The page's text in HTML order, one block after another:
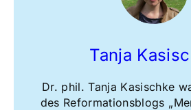
Tanja
Dr. phil. Tanja Kasischke
des Reformationsblogs